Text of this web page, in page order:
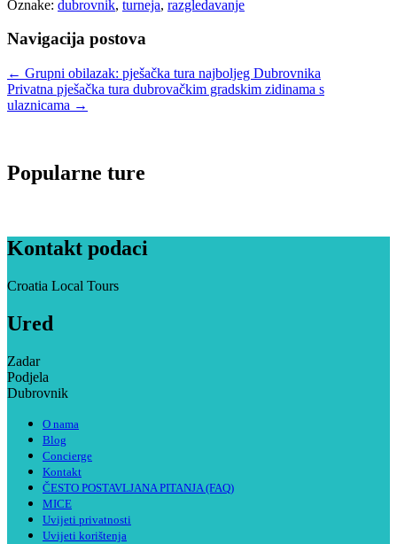
Oznake: dubrovnik, turneja, razgledavanje
Navigacija postova
← Grupni obilazak: pješačka tura najboljeg Dubrovnika
Privatna pješačka tura dubrovačkim gradskim zidinama s
ulaznicama →
Popularne ture
Kontakt podaci
Croatia Local Tours
Ured
Zadar
Podjela
Dubrovnik
O nama
Blog
Concierge
Kontakt
ČESTO POSTAVLJANA PITANJA (FAQ)
MICE
Uvijeti privatnosti
Uvijeti korištenja